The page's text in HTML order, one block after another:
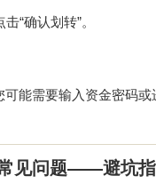
“确认划转”。
能需要输入资金密码
见问题——避坑